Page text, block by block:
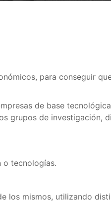
para conseguir
de base
grupos de investigación,
o tecnologías.
los mismos, utilizando